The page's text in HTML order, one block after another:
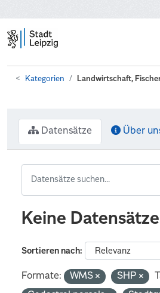
Kategorien Landwirtschaft,
Datensätze Über
Keine
Sortieren nach
Formate: WMS SHP